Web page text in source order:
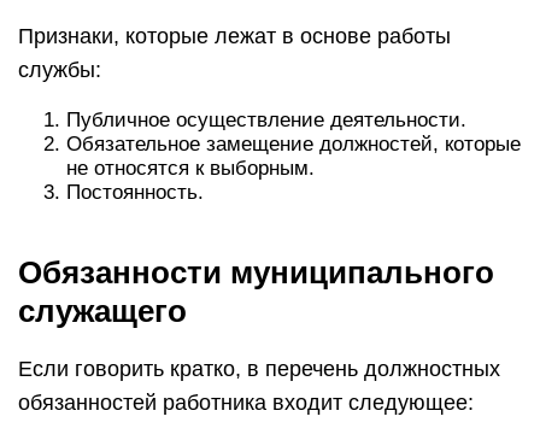
Признаки, которые лежат в основе работы
службы:
Публичное осуществление деятельности.
Обязательное замещение должностей, которые
не относятся к выборным.
Постоянность.
Обязанности муниципального
служащего
Если говорить кратко, в перечень должностных
обязанностей работника входит следующее: